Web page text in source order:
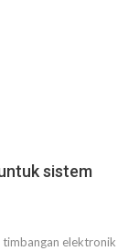
sistem
timbangan elektronik